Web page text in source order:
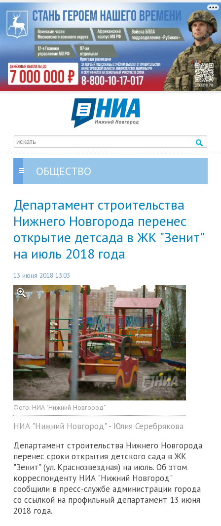
ОБЩЕСТВО
Департамент строительства
Нижнего Новгорода перенес
открытие детсада в ЖК "Зенит"
на июль 2018 года
13 июня 2018 13:03
Фото: НИА "Нижний Новгород"
НИА "Нижний Новгород" - Юлия Серебрякова
Департамент строительства Нижнего Новгорода
перенес сроки открытия детского сада в ЖК
"Зенит" (ул. Краснозвездная) на июль. Об этом
корреспонденту НИА "Нижний Новгород"
сообщили в пресс-службе администрации города
со ссылкой на профильный департамент 13 июня
2018 года.